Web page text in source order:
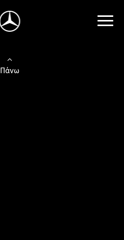
Πάνω